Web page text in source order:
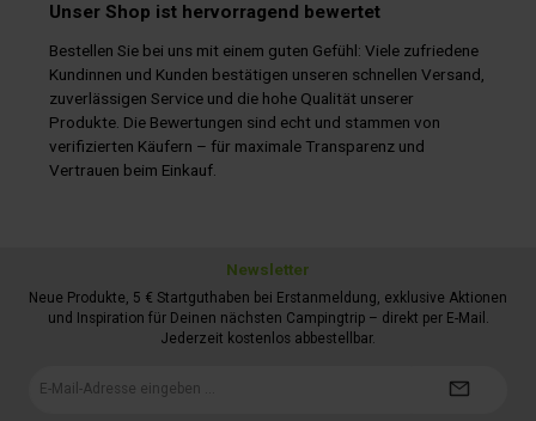
Unser Shop ist hervorragend bewertet
Bestellen Sie bei uns mit einem guten Gefühl: Viele zufriedene
Kundinnen und Kunden bestätigen unseren schnellen Versand,
zuverlässigen Service und die hohe Qualität unserer
Produkte. Die Bewertungen sind echt und stammen von
verifizierten Käufern – für maximale Transparenz und
Vertrauen beim Einkauf.
Newsletter
Neue Produkte, 5 € Startguthaben bei Erstanmeldung, exklusive Aktionen
und Inspiration für Deinen nächsten Campingtrip – direkt per E-Mail.
Jederzeit kostenlos abbestellbar.